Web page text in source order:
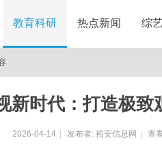
教育科研 热点新闻 综
新时代：打造极
2026-04-14 发布者: 裕安信息网 查